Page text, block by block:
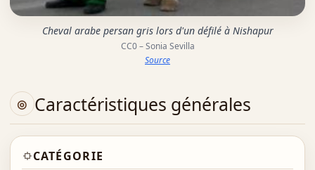
Cheval arabe persan gris lors d'un défilé à Nishapur
CC0 – Sonia Sevilla
Source
Caractéristiques générales
CATÉGORIE